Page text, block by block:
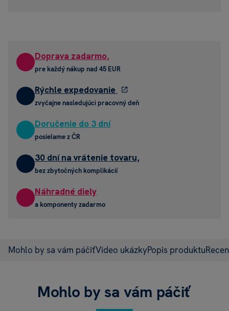
Doprava zadarmo,
pre každý nákup nad 45 EUR
Rýchle expedovanie
zvyčajne nasledujúci pracovný deň
Doručenie do 3 dní
posielame z ČR
30 dní na vrátenie tovaru,
bez zbytočných komplikácií
Náhradné diely
a komponenty zadarmo
Mohlo by sa vám páčiťVideo ukázkyPopis produktu
Mohlo by sa vám páčiť